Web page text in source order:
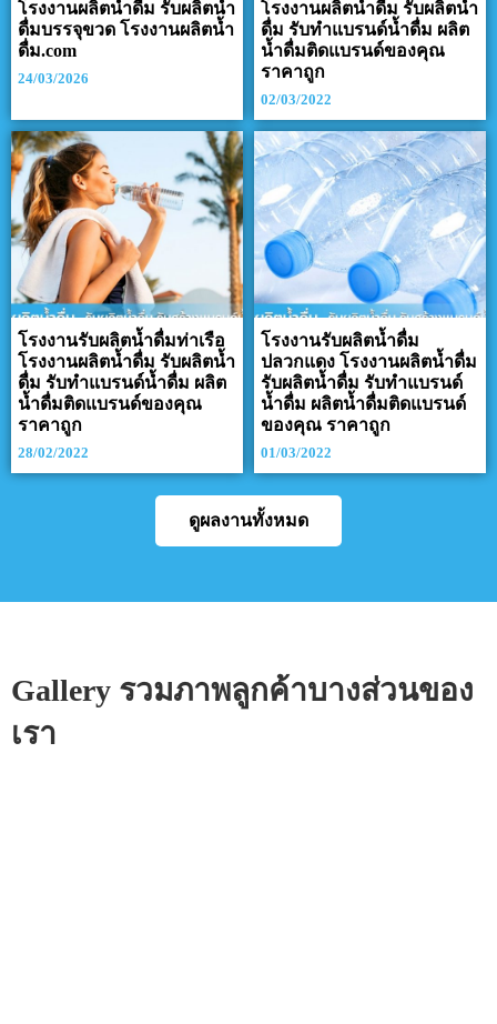
โรงงานผลิตน้ำดื่ม รับผลิตน้ำ
ดื่มบรรจุขวด โรงงานผลิตน้ำ
ดื่ม.com
24/03/2026
โรงงานผลิตน้ำดื่ม รับผลิตน้ำ
ดื่ม รับทำแบรนด์น้ำดื่ม ผลิต
น้ำดื่มติดแบรนด์ของคุณ
ราคาถูก
02/03/2022
โรงงานรับผลิตน้ำดื่มท่าเรือ
โรงงานผลิตน้ำดื่ม รับผลิตน้ำ
ดื่ม รับทำแบรนด์น้ำดื่ม ผลิต
น้ำดื่มติดแบรนด์ของคุณ
ราคาถูก
28/02/2022
โรงงานรับผลิตน้ำดื่ม
ปลวกแดง โรงงานผลิตน้ำดื่ม
รับผลิตน้ำดื่ม รับทำแบรนด์
น้ำดื่ม ผลิตน้ำดื่มติดแบรนด์
ของคุณ ราคาถูก
01/03/2022
ดูผลงานทั้งหมด
Gallery รวมภาพลูกค้าบางส่วนของ
เรา